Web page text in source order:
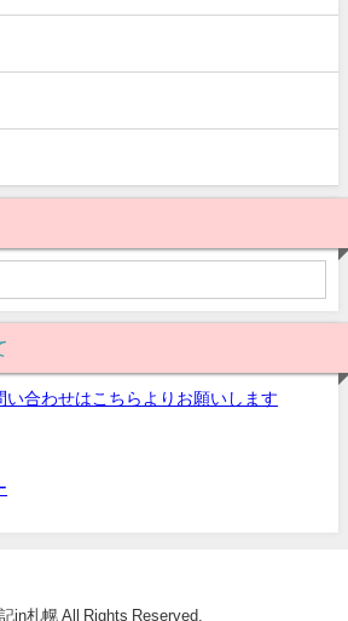
い合わせはこちらよりお願いします
in札幌 All Rights Reserved.